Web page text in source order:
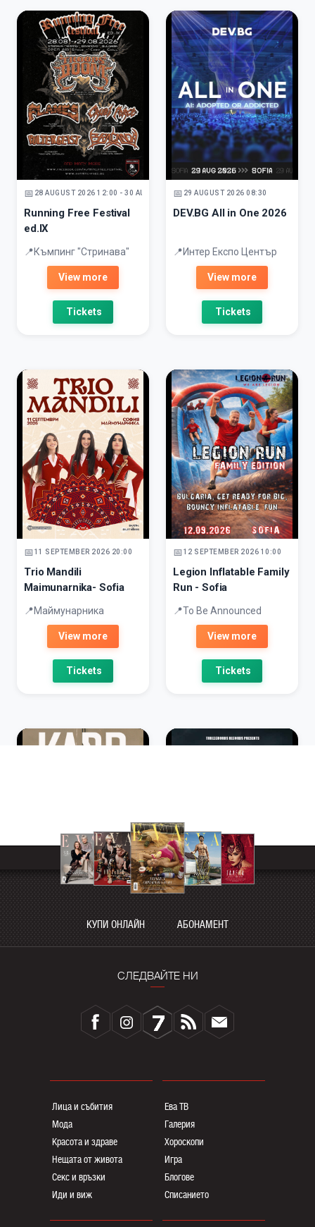
КУПИ ОНЛАЙН АБОНАМЕНТ
СЛЕДВАЙТЕ НИ
Лица и събития
Мода
Красота и здраве
Нещата от живота
Секс и връзки
Иди и виж
Ева ТВ
Галерия
Хороскопи
Игра
Блогoве
Списанието